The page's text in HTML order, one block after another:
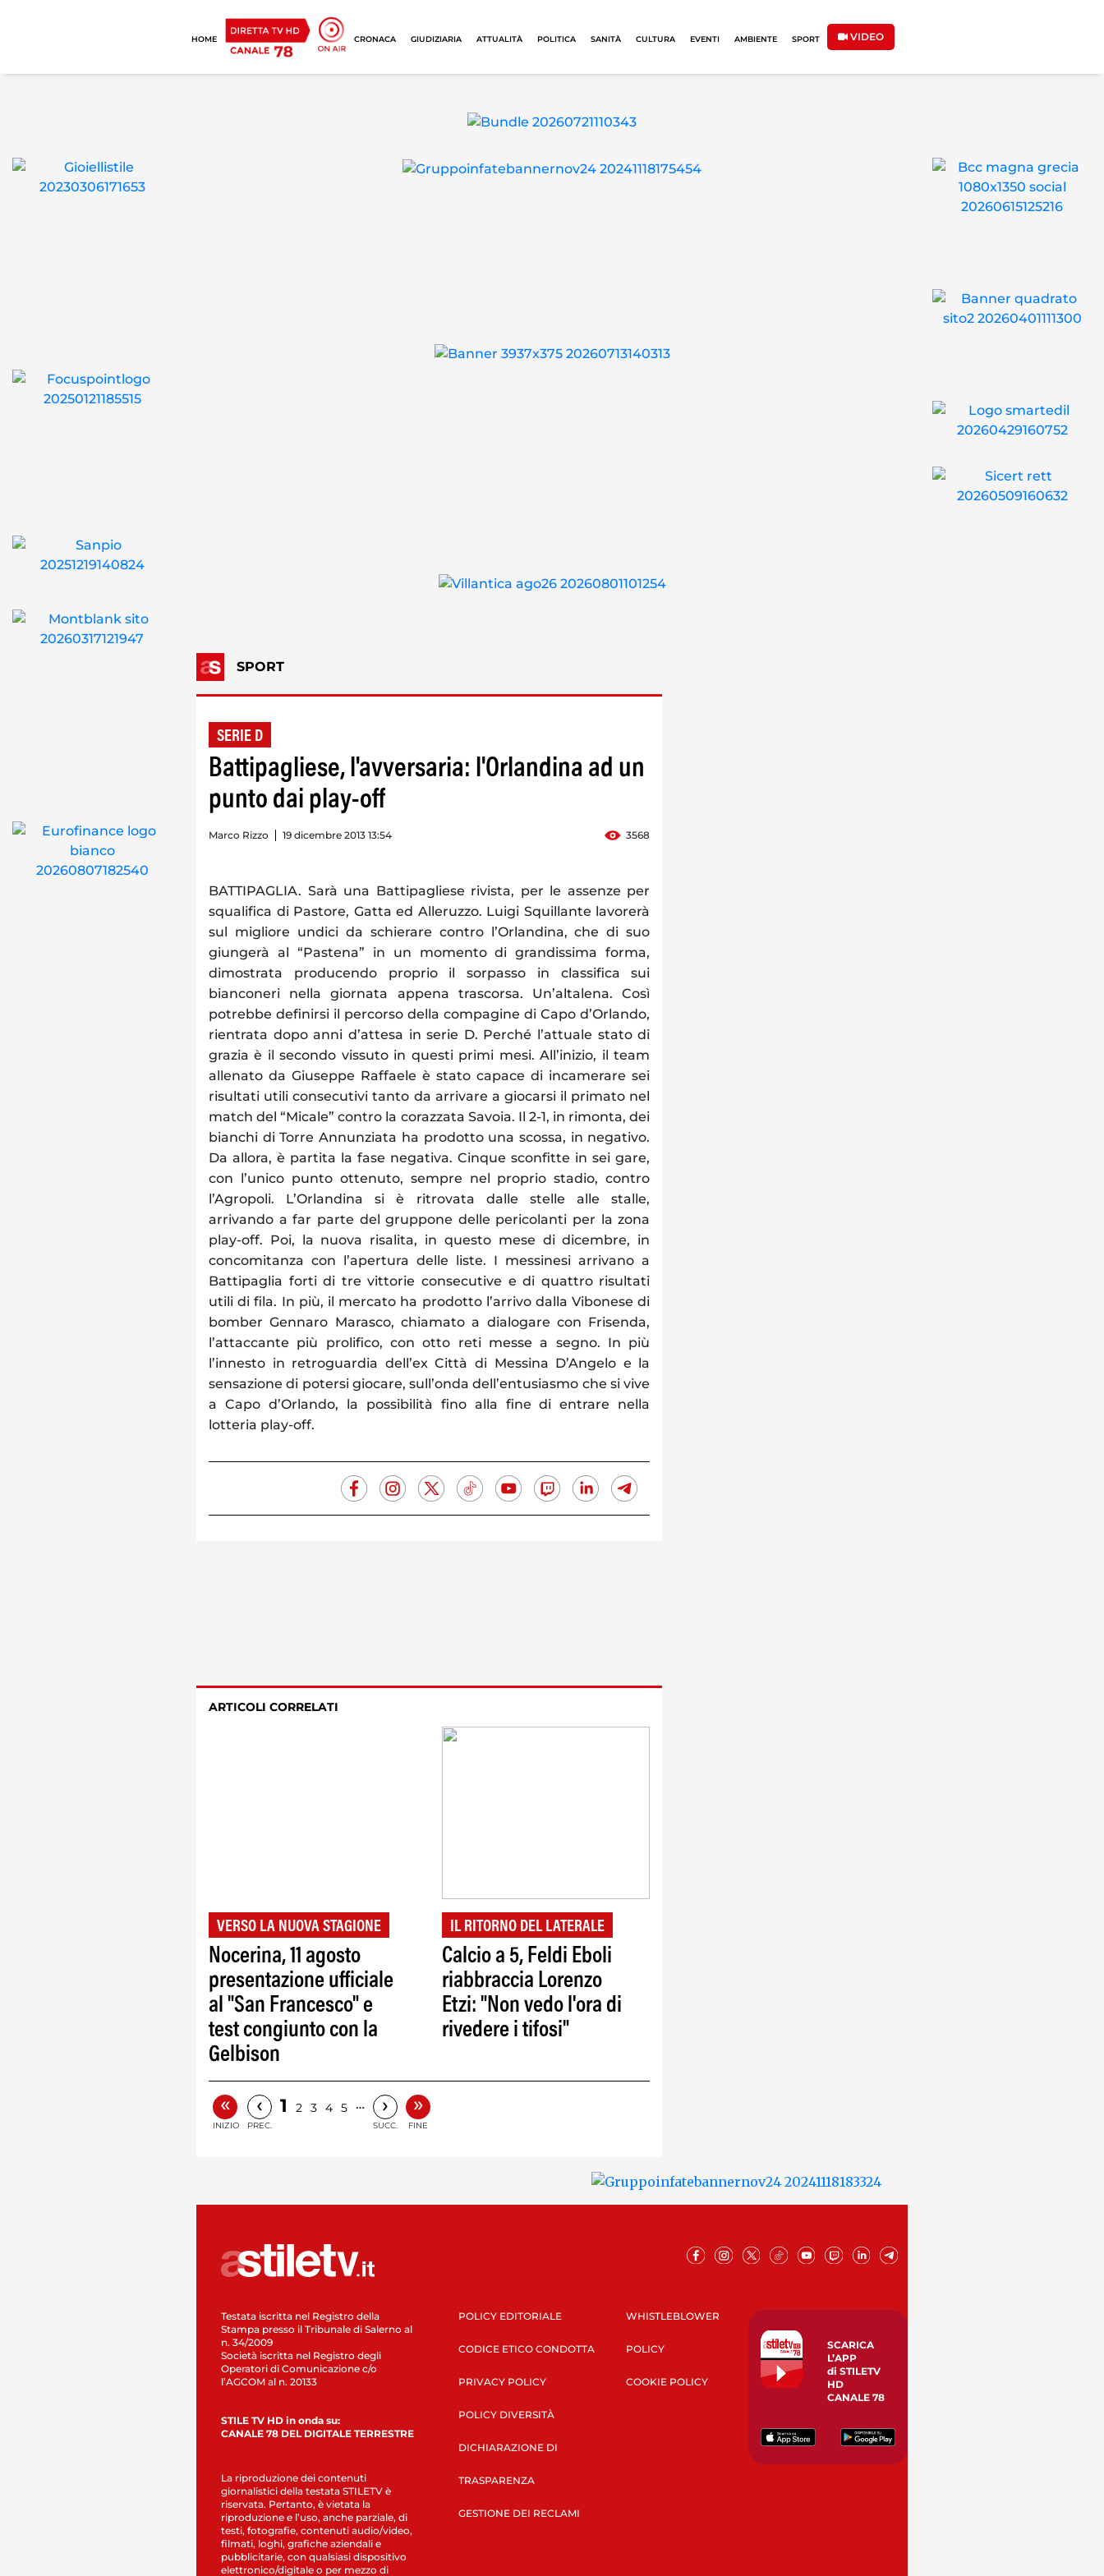
HOME CRONACA GIUDIZIARIA ATTUALITÀ POLITICA SANITÀ CULTURA EVENTI AMBIENTE SPORT VIDEO
SPORT
SERIE D
Battipagliese, l'avversaria: l'Orlandina ad un
punto dai play-off
Marco Rizzo 19 dicembre 2013 13:54 3568
BATTIPAGLIA. Sarà una Battipagliese rivista, per le assenze per
squalifica di Pastore, Gatta ed Alleruzzo. Luigi Squillante lavorerà
sul migliore undici da schierare contro l’Orlandina, che di suo
giungerà al “Pastena” in un momento di grandissima forma,
dimostrata producendo proprio il sorpasso in classifica sui
bianconeri nella giornata appena trascorsa. Un’altalena. Così
potrebbe definirsi il percorso della compagine di Capo d’Orlando,
rientrata dopo anni d’attesa in serie D. Perché l’attuale stato di
grazia è il secondo vissuto in questi primi mesi. All’inizio, il team
allenato da Giuseppe Raffaele è stato capace di incamerare sei
risultati utili consecutivi tanto da arrivare a giocarsi il primato nel
match del “Micale” contro la corazzata Savoia. Il 2-1, in rimonta, dei
bianchi di Torre Annunziata ha prodotto una scossa, in negativo.
Da allora, è partita la fase negativa. Cinque sconfitte in sei gare,
con l’unico punto ottenuto, sempre nel proprio stadio, contro
l’Agropoli. L’Orlandina si è ritrovata dalle stelle alle stalle,
arrivando a far parte del gruppone delle pericolanti per la zona
play-off. Poi, la nuova risalita, in questo mese di dicembre, in
concomitanza con l’apertura delle liste. I messinesi arrivano a
Battipaglia forti di tre vittorie consecutive e di quattro risultati
utili di fila. In più, il mercato ha prodotto l’arrivo dalla Vibonese di
bomber Gennaro Marasco, chiamato a dialogare con Frisenda,
l’attaccante più prolifico, con otto reti messe a segno. In più
l’innesto in retroguardia dell’ex Città di Messina D’Angelo e la
sensazione di potersi giocare, sull’onda dell’entusiasmo che si vive
a Capo d’Orlando, la possibilità fino alla fine di entrare nella
lotteria play-off.
ARTICOLI CORRELATI
VERSO LA NUOVA STAGIONE
Nocerina, 11 agosto
presentazione ufficiale
al "San Francesco" e
test congiunto con la
Gelbison
IL RITORNO DEL LATERALE
Calcio a 5, Feldi Eboli
riabbraccia Lorenzo
Etzi: "Non vedo l'ora di
rivedere i tifosi"
«
INIZIO
‹
PREC.
1 2 3 4 5 … ›
SUCC.
»
FINE
Testata iscritta nel Registro della
Stampa presso il Tribunale di Salerno al
n. 34/2009
Società iscritta nel Registro degli
Operatori di Comunicazione c/o
l’AGCOM al n. 20133
STILE TV HD in onda su:
CANALE 78 DEL DIGITALE TERRESTRE
La riproduzione dei contenuti
giornalistici della testata STILETV è
riservata. Pertanto, è vietata la
riproduzione e l’uso, anche parziale, di
testi, fotografie, contenuti audio/video,
filmati, loghi, grafiche aziendali e
pubblicitarie, con qualsiasi dispositivo
elettronico/digitale o per mezzo di
POLICY EDITORIALE
CODICE ETICO CONDOTTA
PRIVACY POLICY
POLICY DIVERSITÀ
DICHIARAZIONE DI
TRASPARENZA
GESTIONE DEI RECLAMI
WHISTLEBLOWER
POLICY
COOKIE POLICY
SCARICA
L’APP
di STILETV
HD
CANALE 78